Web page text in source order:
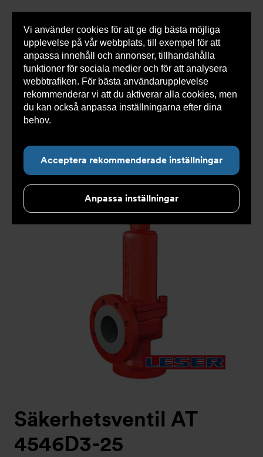
Vi använder cookies för att ge dig bästa möjliga
upplevelse på vår webbplats, till exempel för att
anpassa innehåll och annonser, tillhandahålla
funktioner för sociala medier och för att analysera
webbtrafiken. För bästa användarupplevelse
rekommenderar vi att du aktiverar alla cookies, men
du kan också anpassa inställningarna efter dina
behov.
Acceptera rekommenderade inställningar
Anpassa inställningar
0 varorSnabborder
Du
här:
Armatec > Produkter > Tryckavsäkring
>
Industriella säkerhetsventiler
> High performance
>
Säkerhetsventil AT 4546-
>
Säkerhetsventil AT 4546D3-
Säkerhetsventil AT
4546D3-25